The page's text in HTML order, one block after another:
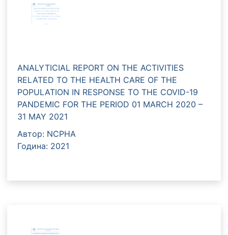
ANALYTICIAL REPORT ON THE ACTIVITIES
RELATED TO THE HEALTH CARE OF THE
POPULATION IN RESPONSE TO THE COVID-19
PANDEMIC FOR THE PERIOD 01 MARCH 2020 –
31 MAY 2021
Автор: NCPHA
Година: 2021